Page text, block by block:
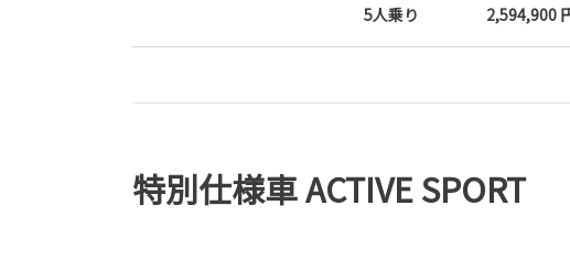
5人乗り 2,594,900
特別仕様車 ACTIVE SPORT